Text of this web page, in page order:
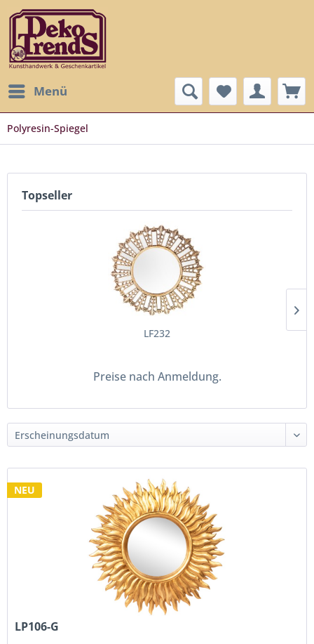
Menü
Polyresin-Spiegel
Topseller
LF232
Preise nach Anmeldung.
NEU
LP106-G